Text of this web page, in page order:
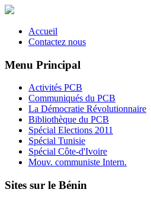
Accueil
Contactez nous
Menu Principal
Activités PCB
Communiqués du PCB
La Démocratie Révolutionnaire
Bibliothèque du PCB
Spécial Elections 2011
Spécial Tunisie
Spécial Côte-d'Ivoire
Mouv. communiste Intern.
Sites sur le Bénin